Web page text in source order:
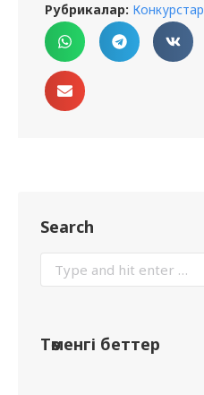
Рубрикалар: Конкурстар
Search
Төменгі беттер